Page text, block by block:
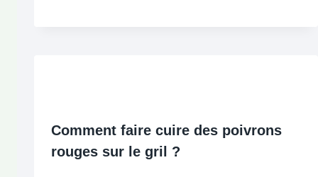
Comment faire cuire des poivrons
rouges sur le gril ?